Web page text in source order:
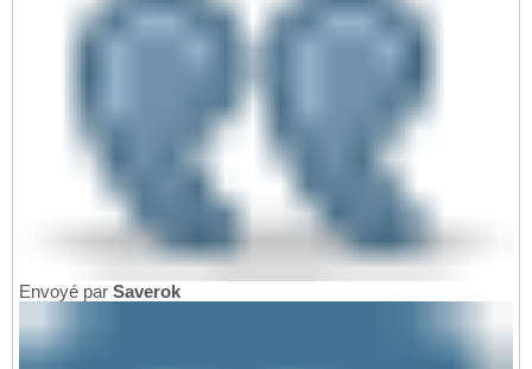
Envoyé par Saverok